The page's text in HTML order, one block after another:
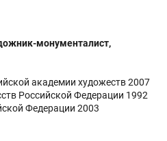
монументалист,
академии художеств 2007
Российской Федерации 1992
Федерации 2003